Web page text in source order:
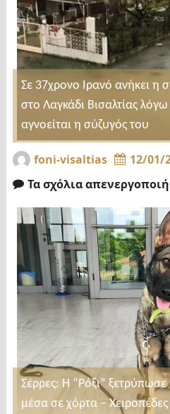
Σε 37χρονο Ιρανό ανήκει η
στο Λαγκάδι Βισαλτίας λόγω
αγνοείται η σύζυγός του
foni-visaltias
12/01/
Τα σχόλια
Σέρρες: Η “Ρόξι” ξετρύπωσε
μέσα σε χόρτα –